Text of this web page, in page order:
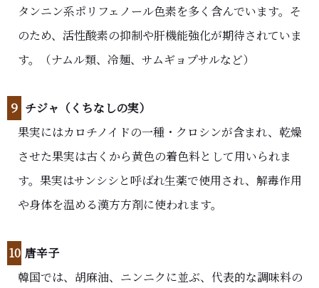
タンニン系ポリフェノール色素を多く含んでいます。そ
のため、活性酸素の抑制や肝機能強化が期待されていま
す。（ナムル類、冷麺、サムギョプサルなど）
９ チジャ（くちなしの実）
果実にはカロチノイドの一種・クロシンが含まれ、乾燥
させた果実は古くから黄色の着色料として用いられま
す。果実はサンシシと呼ばれ生薬で使用され、解毒作用
や身体を温める漢方方剤に使われます。
10 唐辛子
韓国では、胡麻油、ニンニクに並ぶ、代表的な調味料の